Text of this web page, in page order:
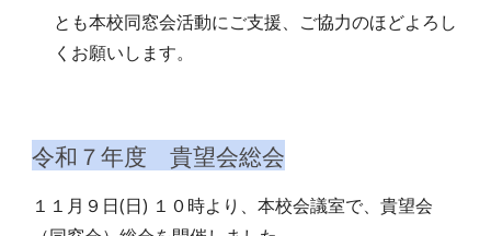
とも本校同窓会活動にご支援、ご協力のほどよろし
くお願いします。
令和７年度 貴望会総会
１１月９日(日) １０時より、本校会議室で、貴望会